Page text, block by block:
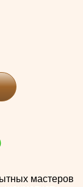
мастеров